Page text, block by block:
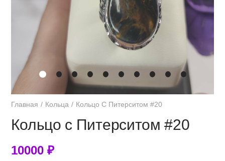
Главная Кольца Кольцо С Питерситом #20
Кольцо с Питерситом #20
10000₽